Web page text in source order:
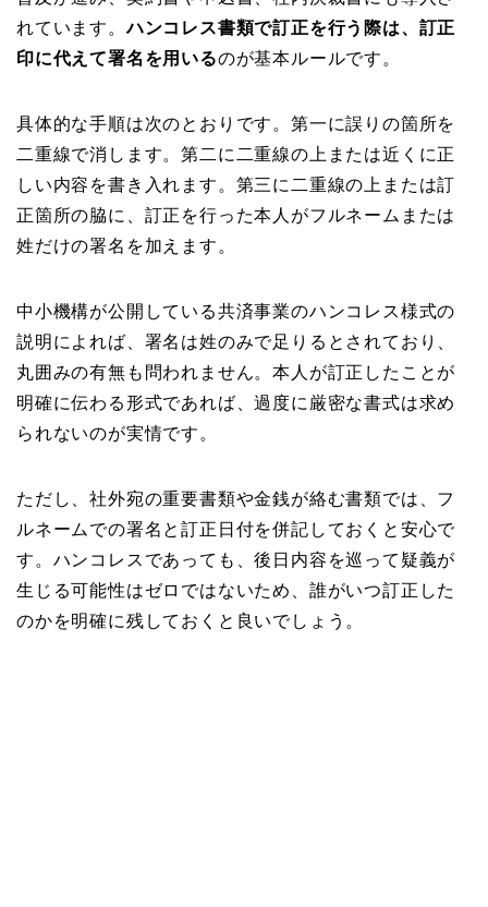
れています。ハンコレス書類で訂正を行う際は、訂正
印に代えて署名を用いるのが基本ルールです。
具体的な手順は次のとおりです。第一に誤りの箇所を
二重線で消します。第二に二重線の上または近くに正
しい内容を書き入れます。第三に二重線の上または訂
正箇所の脇に、訂正を行った本人がフルネームまたは
姓だけの署名を加えます。
中小機構が公開している共済事業のハンコレス様式の
説明によれば、署名は姓のみで足りるとされており、
丸囲みの有無も問われません。本人が訂正したことが
明確に伝わる形式であれば、過度に厳密な書式は求め
られないのが実情です。
ただし、社外宛の重要書類や金銭が絡む書類では、フ
ルネームでの署名と訂正日付を併記しておくと安心で
す。ハンコレスであっても、後日内容を巡って疑義が
生じる可能性はゼロではないため、誰がいつ訂正した
のかを明確に残しておくと良いでしょう。